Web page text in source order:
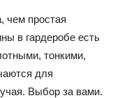
чем простая
в гардеробе есть
тонкими,
для
Выбор за вами.